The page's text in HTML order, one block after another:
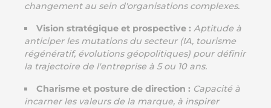
changement au sein d'organisations complexes.
Vision stratégique et prospective :Aptitude à
anticiper les mutations du secteur (IA, tourisme
régénératif, évolutions géopolitiques) pour définir
la trajectoire de l'entreprise à 5 ou 10 ans.
Charisme et posture de direction : Capacité à
incarner les valeurs de la marque, à inspirer